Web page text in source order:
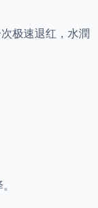
次极速退红，水潤